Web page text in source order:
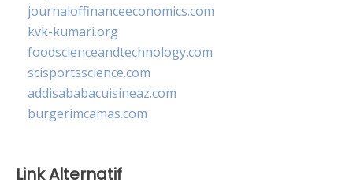
journaloffinanceeconomics.com
kvk-kumari.org
foodscienceandtechnology.com
scisportsscience.com
addisababacuisineaz.com
burgerimcamas.com
Link Alternatif